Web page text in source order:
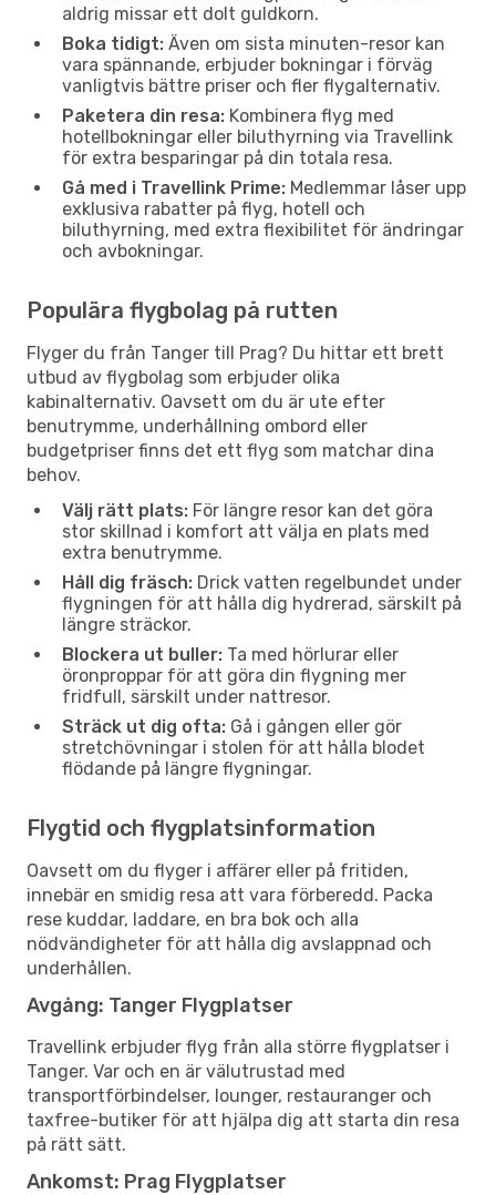
aldrig missar ett dolt guldkorn.
Boka tidigt: Även om sista minuten-resor kan
vara spännande, erbjuder bokningar i förväg
vanligtvis bättre priser och fler flygalternativ.
Paketera din resa: Kombinera flyg med
hotellbokningar eller biluthyrning via Travellink
för extra besparingar på din totala resa.
Gå med i Travellink Prime: Medlemmar låser upp
exklusiva rabatter på flyg, hotell och
biluthyrning, med extra flexibilitet för ändringar
och avbokningar.
Populära flygbolag på rutten
Flyger du från Tanger till Prag? Du hittar ett brett
utbud av flygbolag som erbjuder olika
kabinalternativ. Oavsett om du är ute efter
benutrymme, underhållning ombord eller
budgetpriser finns det ett flyg som matchar dina
behov.
Välj rätt plats: För längre resor kan det göra
stor skillnad i komfort att välja en plats med
extra benutrymme.
Håll dig fräsch: Drick vatten regelbundet under
flygningen för att hålla dig hydrerad, särskilt på
längre sträckor.
Blockera ut buller: Ta med hörlurar eller
öronproppar för att göra din flygning mer
fridfull, särskilt under nattresor.
Sträck ut dig ofta: Gå i gången eller gör
stretchövningar i stolen för att hålla blodet
flödande på längre flygningar.
Flygtid och flygplatsinformation
Oavsett om du flyger i affärer eller på fritiden,
innebär en smidig resa att vara förberedd. Packa
rese kuddar, laddare, en bra bok och alla
nödvändigheter för att hålla dig avslappnad och
underhållen.
Avgång: Tanger Flygplatser
Travellink erbjuder flyg från alla större flygplatser i
Tanger. Var och en är välutrustad med
transportförbindelser, lounger, restauranger och
taxfree-butiker för att hjälpa dig att starta din resa
på rätt sätt.
Ankomst: Prag Flygplatser